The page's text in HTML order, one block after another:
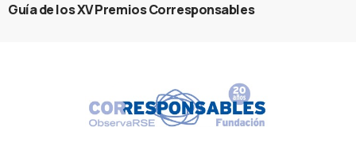
Guía de los XV Premios Corresponsables